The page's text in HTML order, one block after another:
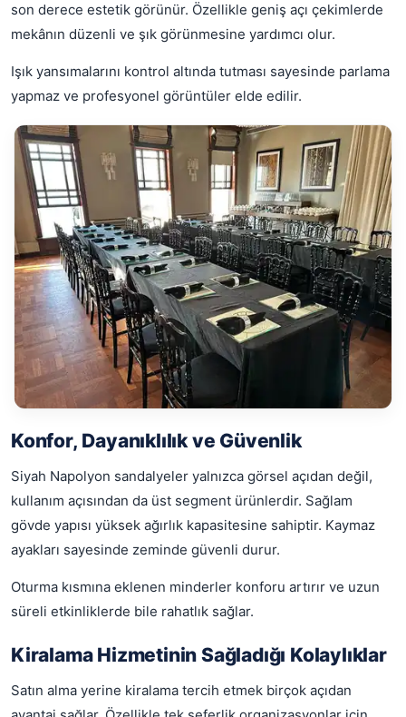
son derece estetik görünür. Özellikle geniş açı çekimlerde
mekânın düzenli ve şık görünmesine yardımcı olur.
Işık yansımalarını kontrol altında tutması sayesinde parlama
yapmaz ve profesyonel görüntüler elde edilir.
Konfor, Dayanıklılık ve Güvenlik
Siyah Napolyon sandalyeler yalnızca görsel açıdan değil,
kullanım açısından da üst segment ürünlerdir. Sağlam
gövde yapısı yüksek ağırlık kapasitesine sahiptir. Kaymaz
ayakları sayesinde zeminde güvenli durur.
Oturma kısmına eklenen minderler konforu artırır ve uzun
süreli etkinliklerde bile rahatlık sağlar.
Kiralama Hizmetinin Sağladığı Kolaylıklar
Satın alma yerine kiralama tercih etmek birçok açıdan